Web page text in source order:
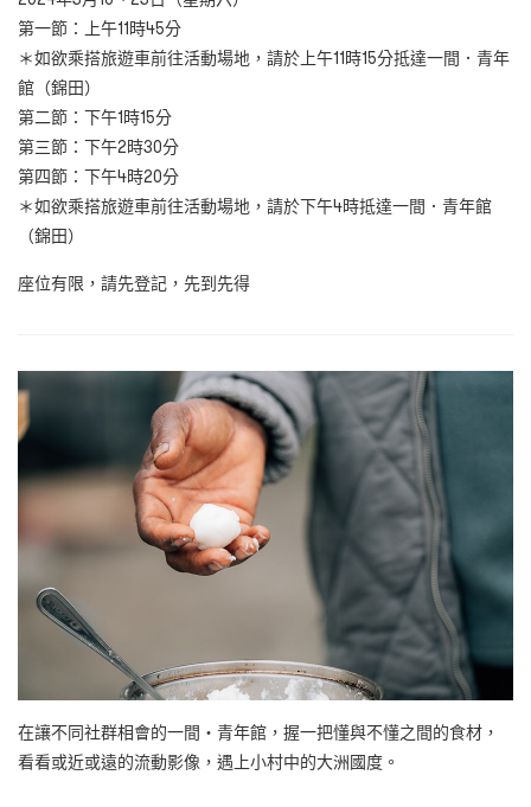
第一節：上午11時45分
＊如欲乘搭旅遊車前往活動場地，請於上午11時15分抵達一間．青年
館（錦田）
第二節：下午1時15分
第三節：下午2時30分
第四節：下午4時20分
＊如欲乘搭旅遊車前往活動場地，請於下午4時抵達一間．青年館
（錦田）
座位有限，請先登記，先到先得
在讓不同社群相會的一間・青年館，握一把懂與不懂之間的食材，
看看或近或遠的流動影像，遇上小村中的大洲國度。